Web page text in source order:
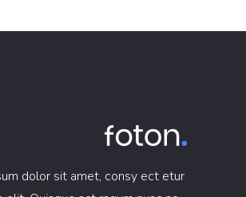
dolor sit amet, consy ect etur